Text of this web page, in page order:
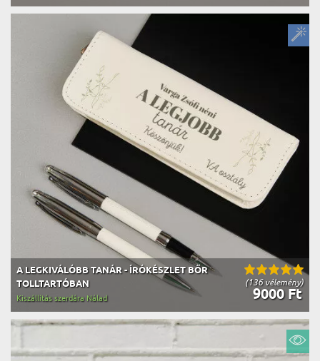
(136 vélemény)
A LEGKIVÁLÓBB TANÁR - ÍRÓKÉSZLET BŐR
TOLLTARTÓBAN
9000 Ft
Kiszállítás szerdára Nálad